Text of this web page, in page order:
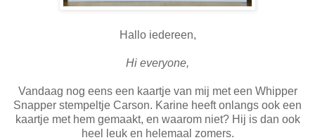
Hallo iedereen,
Hi everyone,
Vandaag nog eens een kaartje van mij met een Whipper
Snapper stempeltje Carson. Karine heeft onlangs ook een
kaartje met hem gemaakt, en waarom niet? Hij is dan ook
heel leuk en helemaal zomers.